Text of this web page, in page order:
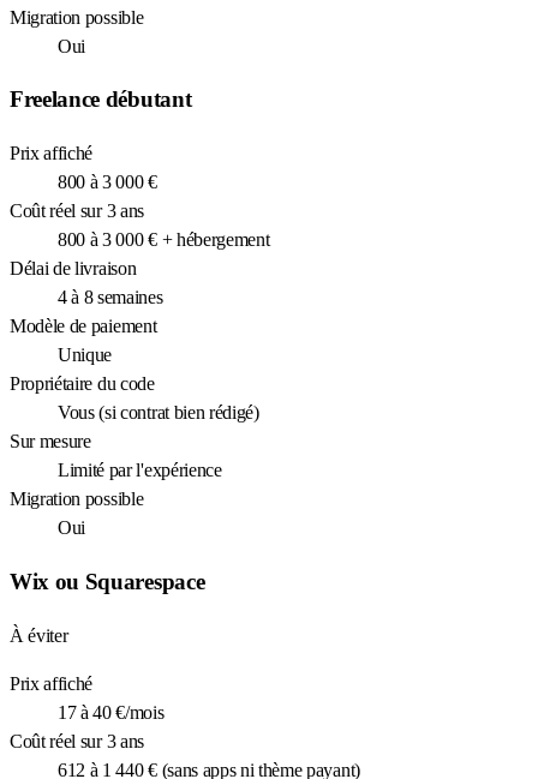
Migration possible
Oui
Freelance débutant
Prix affiché
800 à 3 000 €
Coût réel sur 3 ans
800 à 3 000 € + hébergement
Délai de livraison
4 à 8 semaines
Modèle de paiement
Unique
Propriétaire du code
Vous (si contrat bien rédigé)
Sur mesure
Limité par l'expérience
Migration possible
Oui
Wix ou Squarespace
À éviter
Prix affiché
17 à 40 €/mois
Coût réel sur 3 ans
612 à 1 440 € (sans apps ni thème payant)